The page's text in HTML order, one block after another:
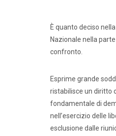
È quanto deciso
Nazionale nella
confronto.
Esprime grande
ristabilisce un diritto
fondamentale di
nell’esercizio delle
esclusione dalle